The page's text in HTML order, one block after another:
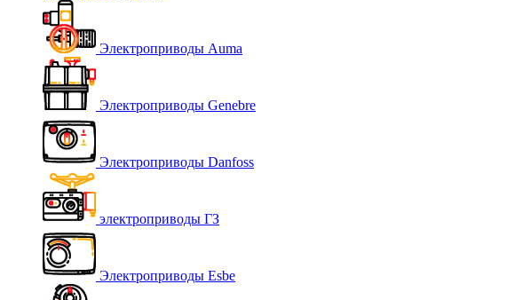
Электроприводы Auma
Электроприводы Genebre
Электроприводы Danfoss
электроприводы ГЗ
Электроприводы Esbe